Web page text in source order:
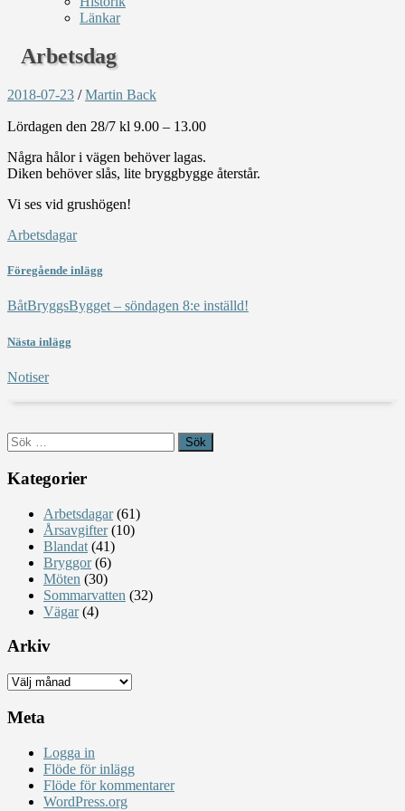
Länkar
Arbetsdag
2018-07-23 /Martin Back
Lördagen den 28/7 kl 9.00 – 13.00
Några hålor i vägen behöver lagas.
Diken behöver slås, lite bryggbygge återstår.
Vi ses vid grushögen!
Arbetsdagar
Föregående inlägg
BåtBryggsBygget – söndagen 8:e inställd!
Nästa inlägg
Notiser
Sök
efter:
Kategorier
Arbetsdagar(61)
Årsavgifter(10)
Blandat (41)
Bryggor(6)
Möten (30)
Sommarvatten (32)
Vägar(4)
Arkiv
Arkiv
Meta
Logga in
Flöde för inlägg
Flöde för kommentarer
WordPress.org